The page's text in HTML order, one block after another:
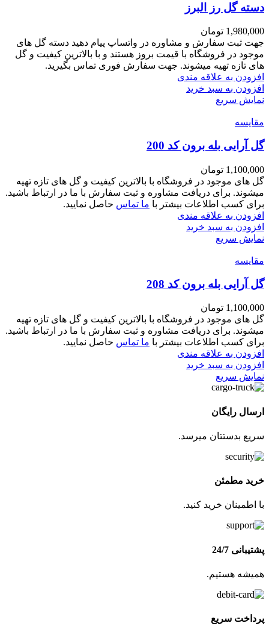
دسته گل رز البرز
1,980,000 تومان
جهت ثبت سفارش و مشاوره در واتساپ پیام دهید دسته گل های
موجود در فروشگاه با قیمت بروز هستند و با بالاترین کیفیت و گل
های تازه تهیه میشوند. جهت سفارش فوری تماس بگیرید.
افزودن به علاقه مندی
افزودن به سبد خرید
نمایش سریع
مقايسه
گل آرایی بله برون کد 200
1,100,000 تومان
گل های موجود در فروشگاه با بالاترین کیفیت و گل های تازه تهیه
میشوند. برای دریافت مشاوره و ثبت سفارش با ما در ارتباط باشید.
برای کسب اطلاعات بیشتر با ما تماس حاصل نمایید.
افزودن به علاقه مندی
افزودن به سبد خرید
نمایش سریع
مقايسه
گل آرایی بله برون کد 208
1,100,000 تومان
گل های موجود در فروشگاه با بالاترین کیفیت و گل های تازه تهیه
میشوند. برای دریافت مشاوره و ثبت سفارش با ما در ارتباط باشید.
برای کسب اطلاعات بیشتر با ما تماس حاصل نمایید.
افزودن به علاقه مندی
افزودن به سبد خرید
نمایش سریع
ارسال رایگان
سریع بدستتان میرسد.
خرید مطمئن
با اطمینان خرید کنید.
پشتیبانی 24/7
همیشه هستیم.
پرداخت سریع